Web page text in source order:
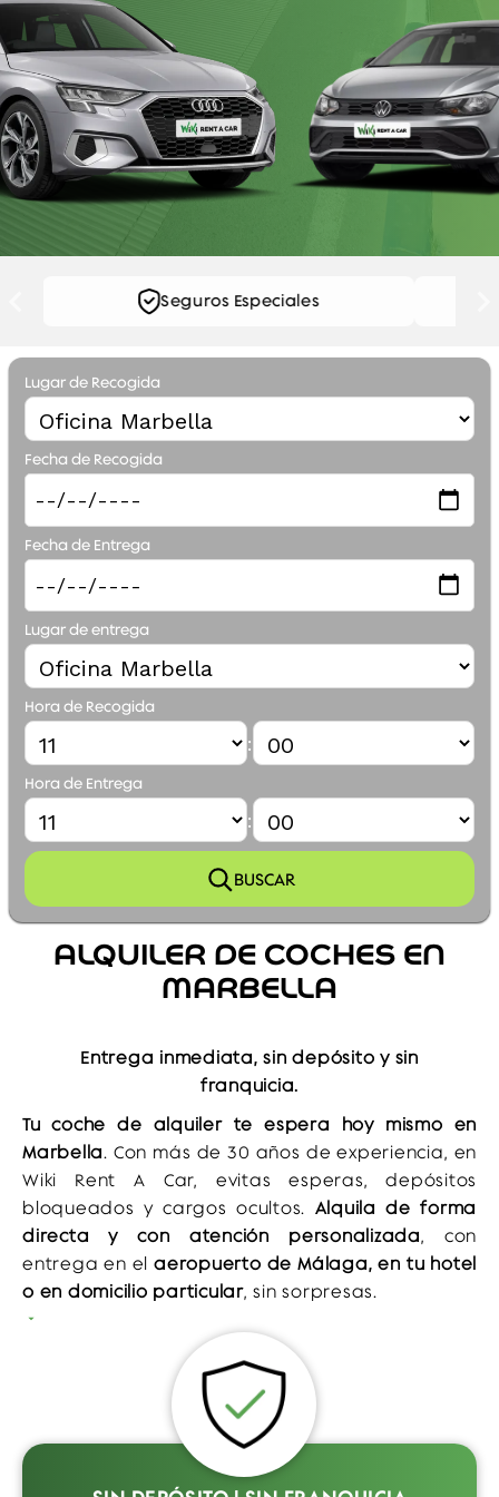
Seguros Especiales
Lugar de Recogida
Fecha de Recogida
Fecha de Entrega
BUSCAR
Lugar de entrega
Hora de Recogida
:
Hora de Entrega
:
ALQUILER DE COCHES EN
MARBELLA
Entrega inmediata, sin depósito y sin
franquicia.
Tu coche de alquiler te espera hoy mismo en
Marbella. Con más de 30 años de experiencia, en
Wiki Rent A Car, evitas esperas, depósitos
bloqueados y cargos ocultos. Alquila de forma
directa y con atención personalizada, con
entrega en elaeropuerto de Málaga, en tu hotel
o en domicilio particular, sin sorpresas.
Reserva online en 3 minutos.
Cancelación gratuita hasta 48h antes.
Atención personalizada en inglés.
Conduce desde hoy con total libertad por Marbella
Accidentes
GRATIS
Conductor
GRATIS
Elevador de
GRATIS
Franquicias de
GRATIS
Portugal o
Recogida y
Entrega sin
Esperas
GRATIS
Entrega y
Recogida en
Hotel o Villa